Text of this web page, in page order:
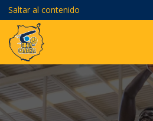
Saltar al contenido